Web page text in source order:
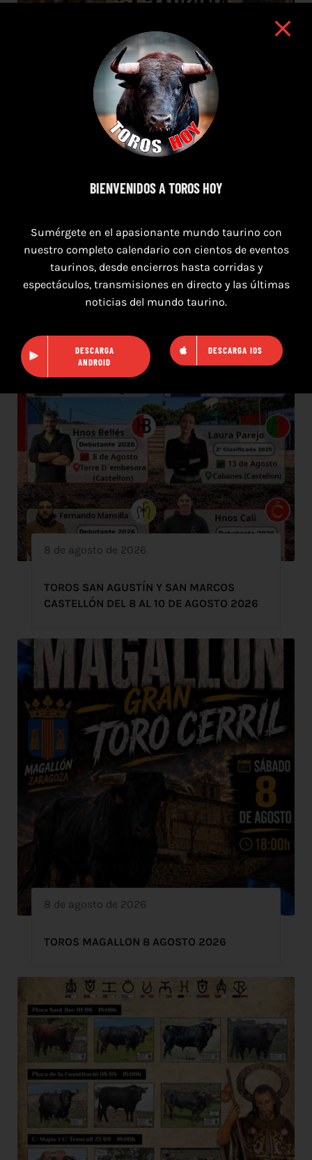
TOROS SEGART 7 Y 8 DE AGOSTO 2026
8 de agosto de 2026
TOROS SAN AGUSTÍN Y SAN MARCOS
CASTELLÓN DEL 8 AL 10 DE AGOSTO 2026
8 de agosto de 2026
TOROS MAGALLON 8 AGOSTO 2026
BIENVENIDOS A TOROS HOY
Sumérgete en el apasionante mundo taurino con
nuestro completo calendario con cientos de eventos
taurinos, desde encierros hasta corridas y
espectáculos, transmisiones en directo y las últimas
noticias del mundo taurino.
DESCARGA
ANDROID
DESCARGA IOS